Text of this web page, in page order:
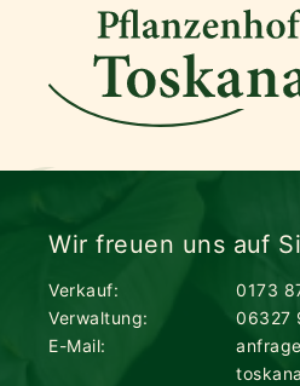
Wir freuen uns auf
Verkauf:
0173
Verwaltung:
06327
E-Mail: